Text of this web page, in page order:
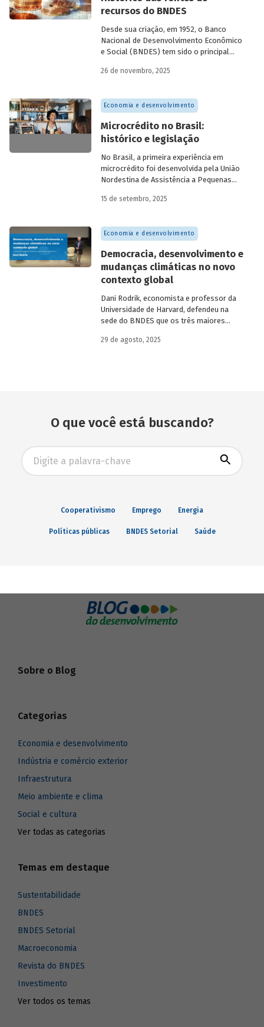
recursos do BNDES
Desde sua criação, em 1952, o Banco
Nacional de Desenvolvimento Econômico
e Social (BNDES) tem sido o principal
brasileiro, ocupando um espaço central
da Covid-19, e no combate à emergência
entanto, são necessárias sólidas fontes
de recursos.
26 de novembro, 2025
Economia e desenvolvimento
Microcrédito no Brasil:
histórico e legislação
No Brasil, a primeira experiência em
microcrédito foi desenvolvida pela União
Nordestina de Assistência a Pequenas
e Salvador (BA). Conhecida como
unidades da Rede Ceape e do Banco da
microempreendedores. Essas instituições
eram afiliadas a redes internacionais, tais
como: Acción Internacional, Banco
(BID), Inter-American Foundation e
Women’s World Banking.
15 de setembro, 2025
Economia e desenvolvimento
Democracia, desenvolvimento e
mudanças climáticas no novo
contexto global
Dani Rodrik, economista e professor da
Universidade de Harvard, defendeu na
sede do BNDES que os três maiores
restauração da classe média e redução da
29 de agosto, 2025
O que você está buscando?
Busca avançada
Cooperativismo Emprego Energia
Políticas públicas BNDES Setorial Saúde
Sobre o Blog
Categorias
Economia e desenvolvimento
Indústria e comércio exterior
Infraestrutura
Meio ambiente e clima
Social e cultura
Ver todas as categorias
Temas em destaque
Sustentabilidade
BNDES
BNDES Setorial
Macroeconomia
Revista do BNDES
Investimento
Ver todos os temas